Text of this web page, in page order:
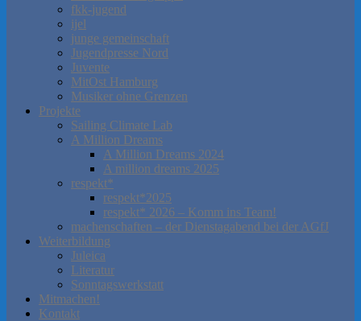
fkk-jugend
ijel
junge gemeinschaft
Jugendpresse Nord
Juvente
MitOst Hamburg
Musiker ohne Grenzen
Projekte
Sailing Climate Lab
A Million Dreams
A Million Dreams 2024
A million dreams 2025
respekt*
respekt*2025
respekt* 2026 – Komm ins Team!
machenschaften – der Dienstagabend bei der AGfJ
Weiterbildung
Juleica
Literatur
Sonntagswerkstatt
Mitmachen!
Kontakt